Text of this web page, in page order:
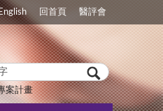
回首頁 醫評會
案計畫